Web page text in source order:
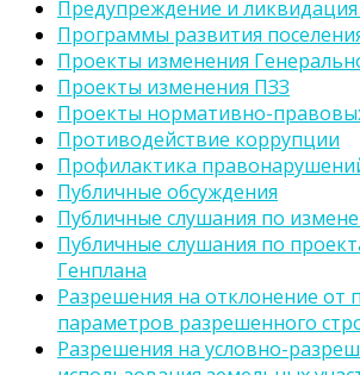
Предупреждение и
Программы развития
Проекты изменения
Проекты изменения ПЗЗ
Проекты нормативно-
Противодействие коррупции
Профилактика
Публичные обсуждения
Публичные слушания по
Публичные слушания по
Генплана
Разрешения на отклонение от
параметров разрешенного
Разрешения на условно-